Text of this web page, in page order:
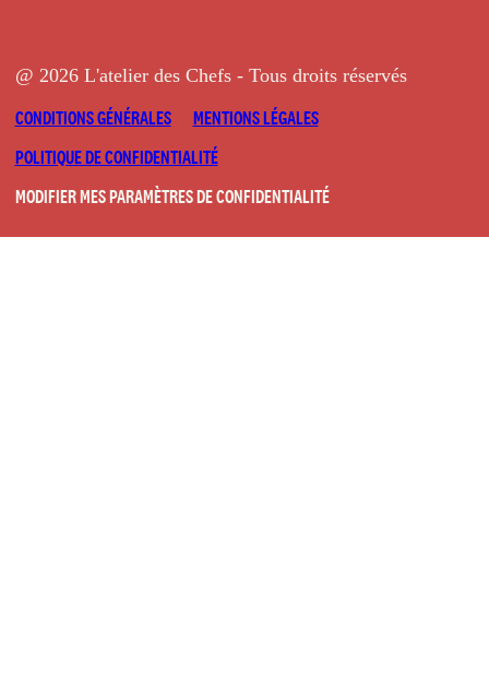
@ 2026 L'atelier des Chefs - Tous droits réservés
CONDITIONS GÉNÉRALES
MENTIONS LÉGALES
POLITIQUE DE CONFIDENTIALITÉ
MODIFIER MES PARAMÈTRES DE CONFIDENTIALITÉ